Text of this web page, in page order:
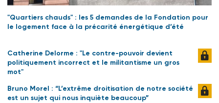
"Quartiers chauds" : les 5 demandes de la Fondation pour
le logement face à la précarité énergétique d’été
Catherine Delorme : "Le contre-pouvoir devient
politiquement incorrect et le militantisme un gros
mot"
Bruno Morel : “L’extrême droitisation de notre société
est un sujet qui nous inquiète beaucoup”